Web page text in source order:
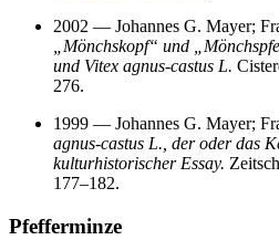
2002 — Johannes G. Mayer;
„Mönchskopf“ und
und Vitex agnus‑castus L.
276.
1999 — Johannes G. Mayer;
agnus-castus L., der oder das
kulturhistorischer Essay.
177–182.
Pfefferminze